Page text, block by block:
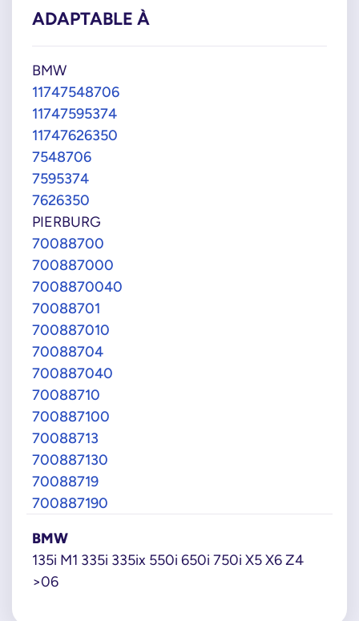
ADAPTABLE À
BMW
11747548706
11747595374
11747626350
7548706
7595374
7626350
PIERBURG
70088700
700887000
7008870040
70088701
700887010
70088704
700887040
70088710
700887100
70088713
700887130
70088719
700887190
BMW
135i M1 335i 335ix 550i 650i 750i X5 X6 Z4
>06